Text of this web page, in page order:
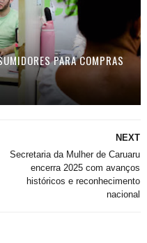
PARA COMPRAS
NEXT
Secretaria da Mulher de Caruaru
encerra 2025 com avanços
históricos e reconhecimento
nacional